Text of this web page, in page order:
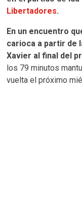
Libertadores.
En un encuentro
carioca a partir de
Xavier al final del
los 79 minutos
vuelta el próximo